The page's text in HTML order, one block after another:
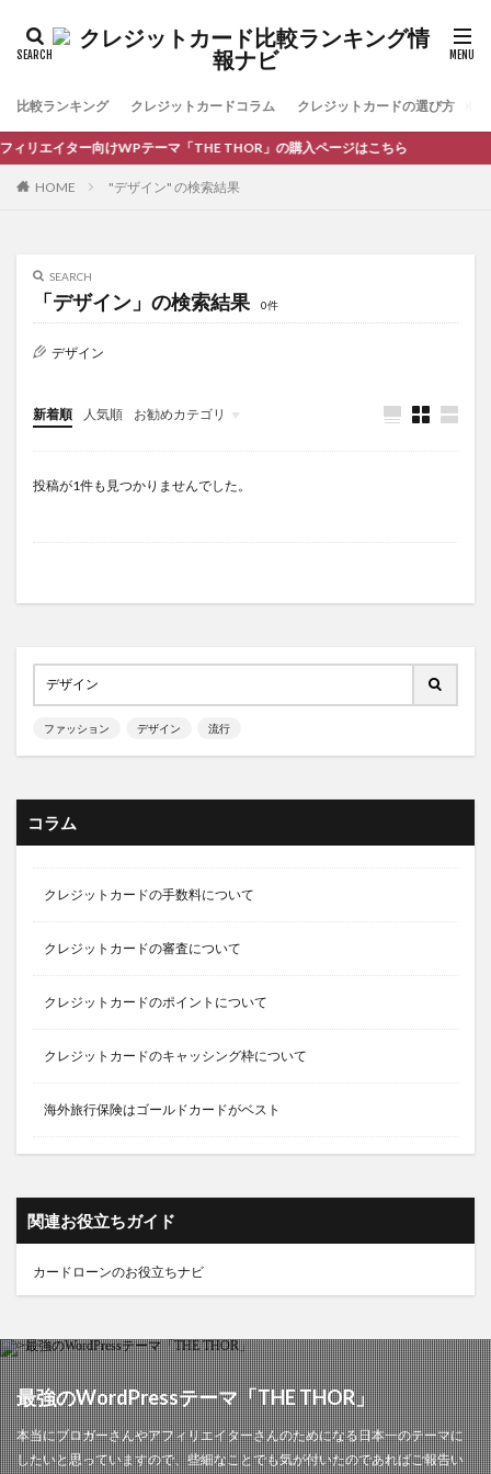
比較ランキング クレジットカードコラム クレジットカードの選び方
リエイター向けWPテーマ「THE THOR」の購入ページはこちら
HOME "デザイン" の検索結果
SEARCH
「デザイン」の検索結果 0件
デザイン
新着順 人気順 お勧めカテゴリ
コラム
投稿が1件も見つかりませんでした。
ファッション デザイン 流行
コラム
クレジットカードの手数料について
クレジットカードの審査について
クレジットカードのポイントについて
クレジットカードのキャッシング枠について
海外旅行保険はゴールドカードがベスト
関連お役立ちガイド
カードローンのお役立ちナビ
最強のWordPressテーマ「THE THOR」
本当にブロガーさんやアフィリエイターさんのためになる日本一のテーマに
したいと思っていますので、些細なことでも気が付いたのであればご報告い